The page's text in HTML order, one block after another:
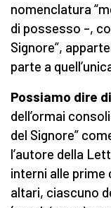
nomenclatura
di possesso –,
Signore”,
parte a
Possiamo dire
dell’ormai
del Signore”
l’autore della
interni alle prime
altari, ciascuno